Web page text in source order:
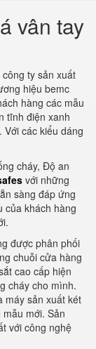
vân tay
ty sản xuất
hiệu bemc
hàng các mẫu
tĩnh điện xanh
Với các kiểu dáng
cháy, Độ an
với những
sàng đáp ứng
của khách hàng
được phân phối
chuỗi cửa hàng
cao cấp hiện
cháy cho mình.
máy sản xuất két
mới. Sản
với công nghệ